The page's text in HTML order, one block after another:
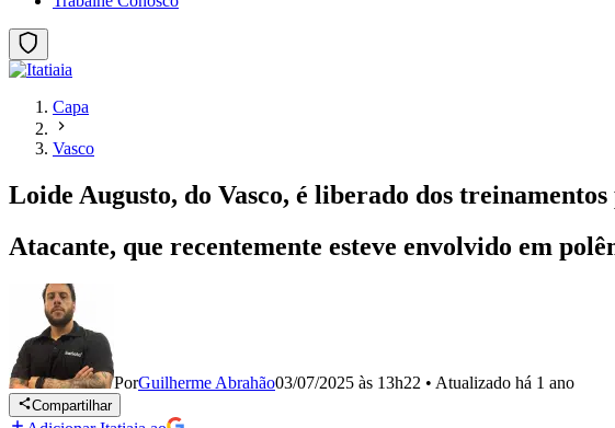
Capa
Vasco
Loide Augusto, do Vasco, é liberado dos
Atacante, que recentemente esteve envolvido em
PorGuilherme Abrahão03/07/2025 às 13h22 • Atualizado há 1 ano
Compartilhar